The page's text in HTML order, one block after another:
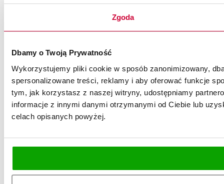
Zgoda
Dbamy o Twoją Prywatność
Wykorzystujemy pliki cookie w sposób zanonimizowany,
spersonalizowane treści, reklamy i aby oferować funkcje
tym, jak korzystasz z naszej witryny, udostępniamy
informacje z innymi danymi otrzymanymi od Ciebie lub
celach opisanych powyżej.